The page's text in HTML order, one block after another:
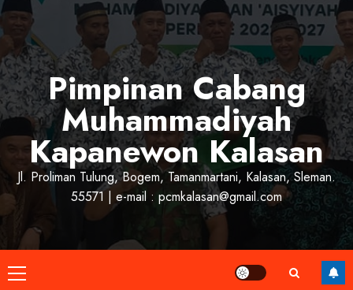
Pimpinan Cabang
Muhammadiyah
Kapanewon Kalasan
Jl. Proliman Tulung, Bogem, Tamanmartani, Kalasan, Sleman.
55571 | e-mail : pcmkalasan@gmail.com
Primary